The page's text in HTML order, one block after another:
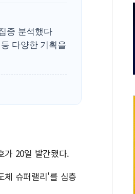
중 분석했다
다양한 기획을
가 20일 발간됐다.
체 슈퍼랠리'를 심층